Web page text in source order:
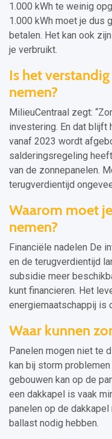
1.000 kWh te weinig
1.000 kWh moet je dus
betalen. Het kan ook
je verbruikt.
Is het
nemen?
MilieuCentraal zegt:
investering. En dat blijft
vanaf 2023 wordt
salderingsregeling
van de zonnepanelen.
terugverdientijd
Waarom moet
nemen?
Financiële nadelen De
en de terugverdientijd
subsidie meer
kunt financieren. Het
energiemaatschappij is
Waar kunnen
Panelen mogen niet te
kan bij storm
gebouwen kan op de
een dakkapel is vaak
panelen op de
ballast nodig hebben.